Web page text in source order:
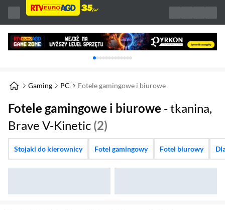
Karuzela z banerami, aktualny element 1 z
Gaming PC Fotele gamingowe i biurowe
Fotele gamingowe i biurowe - tkanina,
Brave V-Kinetic (2)
Stojaki do kierownicy Fotel gamingowy Fotel biurowy